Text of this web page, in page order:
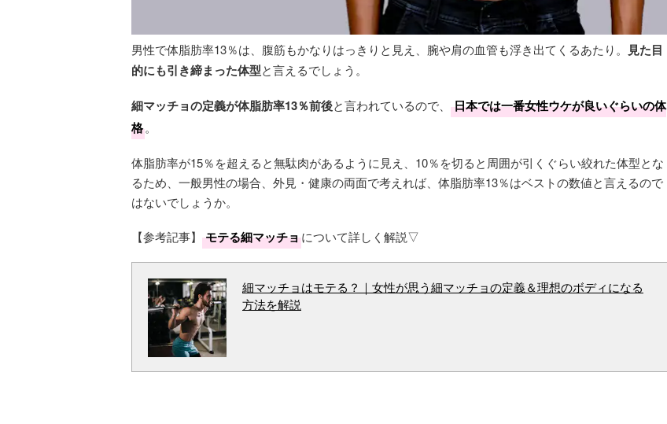
男性で体脂肪率13％は、腹筋もかなりはっきりと見え、腕や肩の血管も浮き出てくるあたり。 見た目
的にも引き締まった体型と言えるでしょう。
細マッチョの定義が体脂肪率13％前後と言われているので、
日本では一番女性ウケが良いぐらいの体
格。
体脂肪率が15％を超えると無駄肉があるように見え、10％を切ると周囲が引くぐらい絞れた体型とな
るため、一般男性の場合、外見・健康の両面で考えれば、体脂肪率13％はベストの数値と言えるので
はないでしょうか。
【参考記事】 モテる細マッチョについて詳しく解説▽
細マッチョはモテる？｜女性が思う細マッチョの定義＆理想のボディになる
方法を解説